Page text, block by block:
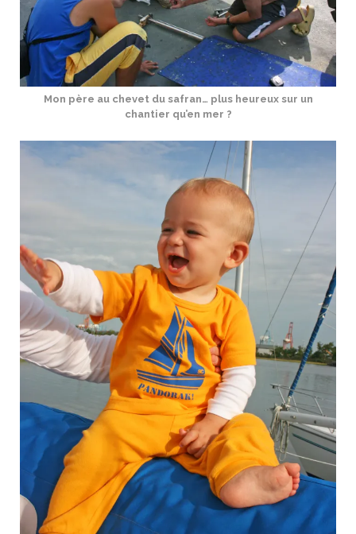
Mon père au chevet du safran… plus heureux sur un
chantier qu’en mer ?